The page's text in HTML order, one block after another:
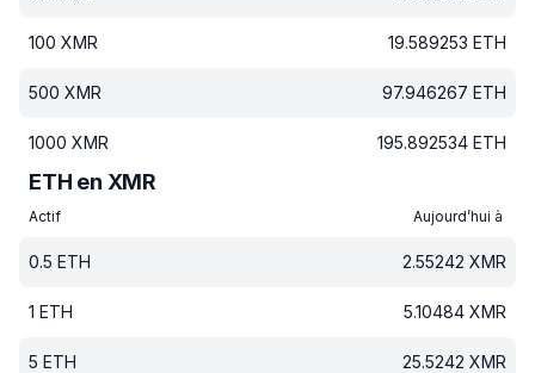
100 XMR 19.589253 ETH
500 XMR 97.946267 ETH
1000 XMR 195.892534 ETH
ETH en XMR
Actif Aujourd’hui à
0.5 ETH 2.55242 XMR
1 ETH 5.10484 XMR
5 ETH 25.5242 XMR